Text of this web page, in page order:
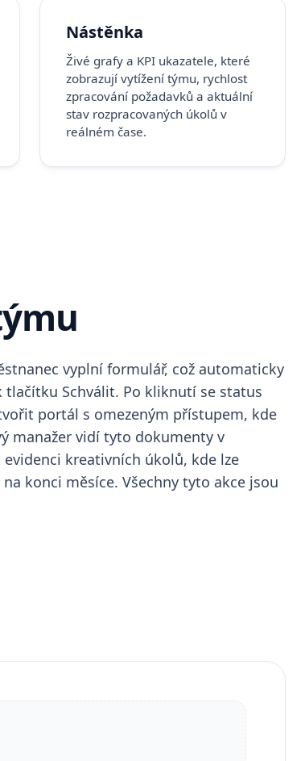
Nástěnka
Živé grafy a KPI ukazatele, které
zobrazují vytížení týmu, rychlost
zpracování požadavků a aktuální
stav rozpracovaných úkolů v
reálném čase.
vyplní formulář, což automaticky
Schválit. Po kliknutí se status
portál s omezeným přístupem, kde
manažer vidí tyto dokumenty v
kreativních úkolů, kde lze
konci měsíce. Všechny tyto akce jsou